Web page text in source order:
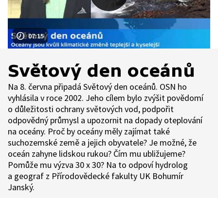
07:15
Světový den oceánů
Na 8. června připadá Světový den oceánů. OSN ho
vyhlásila v roce 2002. Jeho cílem bylo zvýšit povědomí
o důležitosti ochrany světových vod, podpořit
odpovědný průmysl a upozornit na dopady oteplování
na oceány. Proč by oceány měly zajímat také
suchozemské země a jejich obyvatele? Je možné, že
oceán zahyne lidskou rukou? Čím mu ubližujeme?
Pomůže mu výzva 30 x 30? Na to odpoví hydrolog
a geograf z Přírodovědecké fakulty UK Bohumír
Janský.